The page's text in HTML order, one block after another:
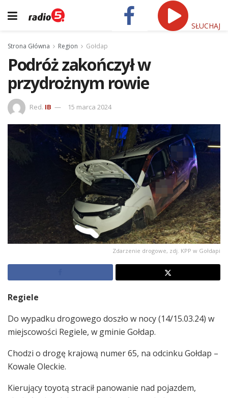
SŁUCHAJ
Strona Główna Region Gołdap
Podróż zakończył w
przydrożnym rowie
Red. IB 15 marca 2024
Zdarzenie drogowe, zdj. KPP w Gołdapi
Regiele
Do wypadku drogowego doszło w nocy (14/15.03.24) w
miejscowości Regiele, w gminie Gołdap.
Chodzi o drogę krajową numer 65, na odcinku Gołdap –
Kowale Oleckie.
Kierujący toyotą stracił panowanie nad pojazdem,